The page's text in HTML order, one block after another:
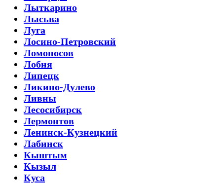
Лыткарино
Лысьва
Луга
Лосино-Петровский
Ломоносов
Лобня
Липецк
Ликино-Дулево
Ливны
Лесосибирск
Лермонтов
Ленинск-Кузнецкий
Лабинск
Кыштым
Кызыл
Куса